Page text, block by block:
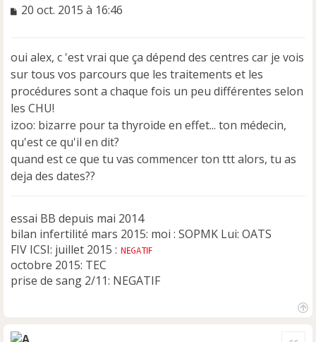
M
a
g
e
n
o
n
l
u
20 oct. 2015 à 16:46
oui alex, c 'est vrai que ça dépend des centres car je vois
sur tous vos parcours que les traitements et les
procédures sont a chaque fois un peu différentes selon
les CHU!
izoo: bizarre pour ta thyroide en effet... ton médecin,
qu'est ce qu'il en dit?
quand est ce que tu vas commencer ton ttt alors, tu as
deja des dates??
essai BB depuis mai 2014
bilan infertilité mars 2015: moi : SOPMK Lui: OATS
FIV ICSI: juillet 2015 :
octobre 2015: TEC
prise de sang 2/11: NEGATIF